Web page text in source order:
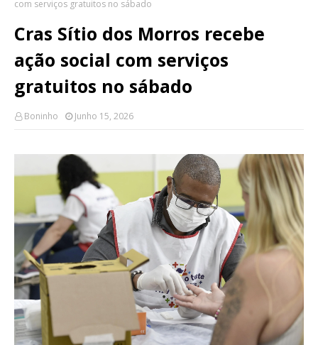
com serviços gratuitos no sábado
Cras Sítio dos Morros recebe
ação social com serviços
gratuitos no sábado
Boninho Junho 15, 2026